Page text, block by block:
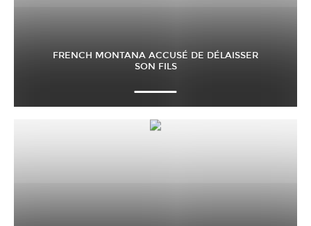
FRENCH MONTANA ACCUSÉ DE DÉLAISSER
SON FILS